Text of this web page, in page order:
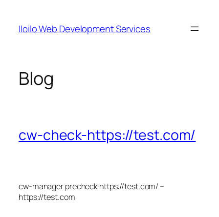
content
Iloilo Web Development Services
Blog
cw-check-https://test.com/
cw-manager precheck https://test.com/ –
https://test.com